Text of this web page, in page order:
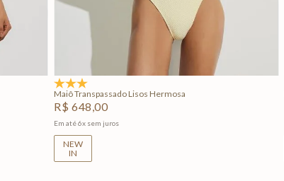
M G
Adicionar na sacola
Maiô Transpassado Lisos Hermosa
R$ 648,00
Em até6x sem juros
NEW
IN